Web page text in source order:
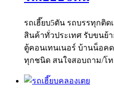
รถเฮี๊ยบ5ตัน รถบรรทุกติ
สินค้าทั่วประเทศ รับขนย้
ตู้คอนเทนเนอร์ บ้านน็อค
ทุกชนิด สนใจสอบถาม/โท